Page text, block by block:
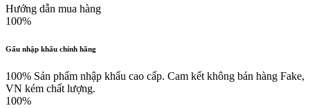
Hướng dẫn mua hàng
100%
Gấu nhập khẩu chính hãng
100% Sản phẩm nhập khẩu cao cấp. Cam kết không bán hàng Fake,
VN kém chất lượng.
100%